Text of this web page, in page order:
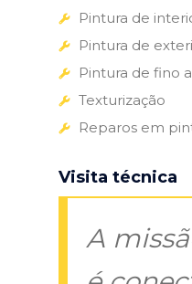
Pintura de
Pintura de
Pintura de fino
Texturização
Reparos em
Visita técnica
A